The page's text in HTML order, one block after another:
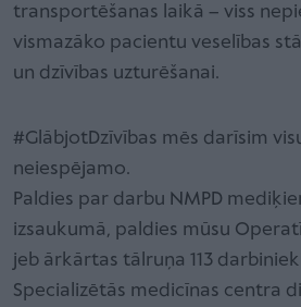
transportēšanas laikā – viss
vismazāko pacientu veselības
un dzīvības uzturēšanai.
#GlābjotDzīvības mēs darīsim
neiespējamo.
Paldies par darbu NMPD
izsaukumā, paldies mūsu
jeb ārkārtas tālruņa 113
Specializētās medicīnas centra